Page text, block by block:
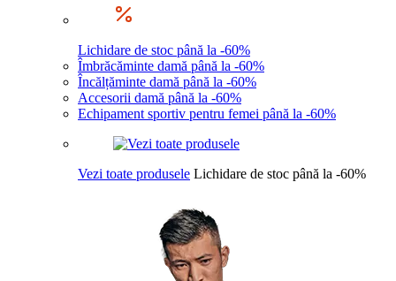
Lichidare de stoc până la -60%
Îmbrăcăminte damă până la -60%
Încălțăminte damă până la -60%
Accesorii damă până la -60%
Echipament sportiv pentru femei până la -60%
Vezi toate produsele Lichidare de stoc până la -60%